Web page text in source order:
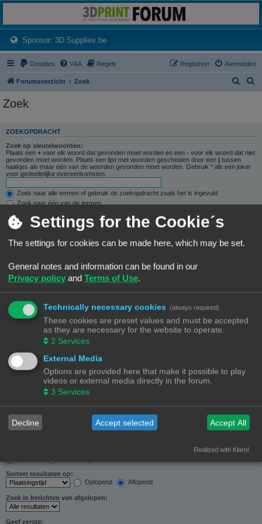
Het 3D print forum van de Benelux na de sluiting van 3dprintforum.nl
Sponsor: 3D Supplies.be(Opens a new tab)
Donaties V&A Regels Aanmelden
Registreer
Forumoverzicht Zoek
Zoek
ZOEKOPDRACHT
Zoek op sleutelwoorden:
Plaats een + voor elk woord dat gevonden moet worden en een - voor elk woord dat niet
gevonden moet worden. Plaats een lijst met woorden gescheiden door een
tussen
haakjes als maar één van de woorden gevonden moet worden. Gebruik * als een joker
voor gedeeltelijke overeenkomsten.
Zoek naar alle termen of gebruik de zoekopdracht zoals het is ingevuld
Zoek naar één van de termen
Zoek naar auteur:
Gebruik * als een joker voor gedeeltelijke overeenkomsten.
Zoeken in forums:
Selecteer het forum of de forums die je wil doorzoeken. Subforums worden automatisch
doorzocht als je “Doorzoek subforums“ hieronder niet uitschakelt.
Doorzoek subforums:
Nee
Alleen berichtonderwerpen en tekst
Alleen tekst
Alleen onderwerptitels
Alleen eerste bericht van onderwerp
Sorteer resultaten op:
Oplopend
Aflopend
Zoek in berichten van afgelopen:
Geef eerste:
Settings for the Cookie´s
The settings for cookies can be made here, which may be set.
General notes and information can be found in our
Privacy policy and Terms of Use.
Technically necessary cookies (always required)
These cookies are preset values and must be accepted
as they are necessary for the website to operate.
2 Services
External Media
Options are provided here that make it possible to play
videos or external media directly in the forum.
3 Services
Decline Accept selected Accept All
Realized with Klaro!